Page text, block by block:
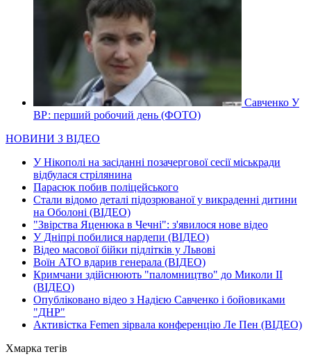
Савченко У
ВР: перший робочий день (ФОТО)
НОВИНИ З ВІДЕО
У Нікополі на засіданні позачергової сесії міськради
відбулася стрілянина
Парасюк побив поліцейського
Стали відомо деталі підозрюваної у викраденні дитини
на Оболоні (ВІДЕО)
"Звірства Яценюка в Чечні": з'явилося нове відео
У Дніпрі побилися нардепи (ВІДЕО)
Відео масової бійки підлітків у Львові
Воїн АТО вдарив генерала (ВІДЕО)
Кримчани здійснюють "паломництво" до Миколи ІІ
(ВІДЕО)
Опубліковано відео з Надією Савченко і бойовиками
"ДНР"
Активістка Femen зірвала конференцію Ле Пен (ВІДЕО)
Хмарка тегів